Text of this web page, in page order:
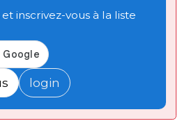
inscrivez-vous à la liste
login